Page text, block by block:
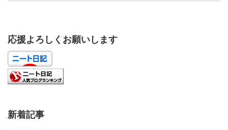
応援よろしくお願いします
新着記事